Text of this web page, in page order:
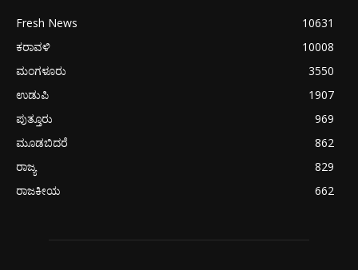
Fresh News
10631
ಕರಾವಳಿ
10008
ಮಂಗಳೂರು
3550
ಉಡುಪಿ
1907
ಪುತ್ತೂರು
969
ಮೂಡಬಿದರೆ
862
ರಾಜ್ಯ
829
ರಾಜಕೀಯ
662